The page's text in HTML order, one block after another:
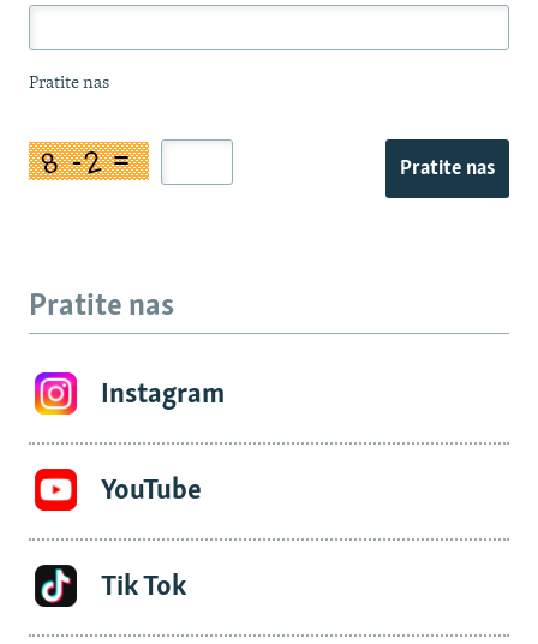
Pratite nas
Pratite nas
Pratite nas
Instagram
YouTube
Tik Tok